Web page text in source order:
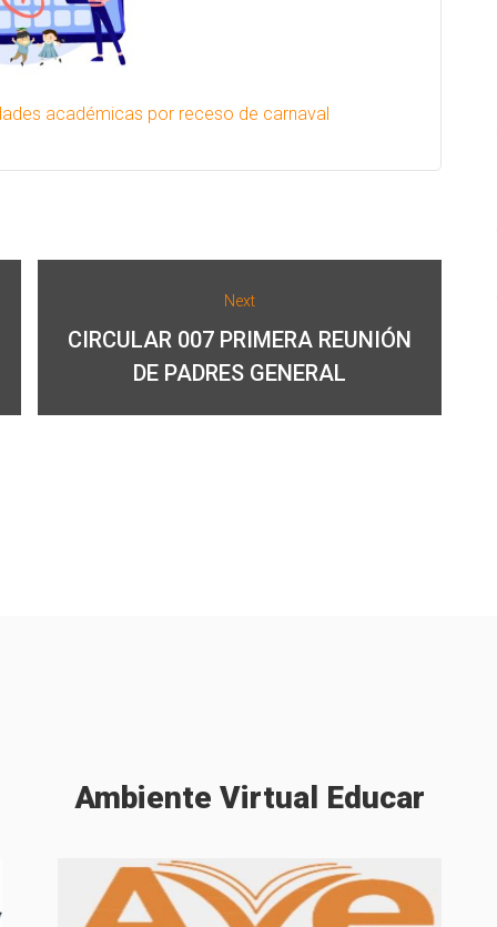
académicas por receso de carnaval
Next
CIRCULAR 007 PRIMERA REUNIÓN
DE PADRES GENERAL
Ambiente Virtual Educar